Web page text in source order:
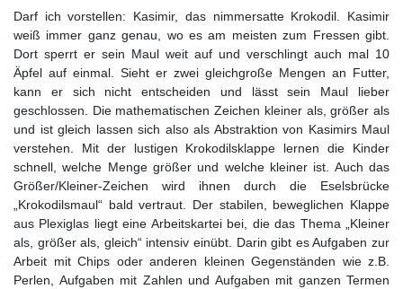
Darf ich vorstellen: Kasimir, das nimmersatte Krokodil. Kasimir
weiß immer ganz genau, wo es am meisten zum Fressen gibt.
Dort sperrt er sein Maul weit auf und verschlingt auch mal 10
Äpfel auf einmal. Sieht er zwei gleichgroße Mengen an Futter,
kann er sich nicht entscheiden und lässt sein Maul lieber
geschlossen. Die mathematischen Zeichen kleiner als, größer als
und ist gleich lassen sich also als Abstraktion von Kasimirs Maul
verstehen. Mit der lustigen Krokodilsklappe lernen die Kinder
schnell, welche Menge größer und welche kleiner ist. Auch das
Größer/Kleiner-Zeichen wird ihnen durch die Eselsbrücke
„Krokodilsmaul“ bald vertraut. Der stabilen, beweglichen Klappe
aus Plexiglas liegt eine Arbeitskartei bei, die das Thema „Kleiner
als, größer als, gleich“ intensiv einübt. Darin gibt es Aufgaben zur
Arbeit mit Chips oder anderen kleinen Gegenständen wie z.B.
Perlen, Aufgaben mit Zahlen und Aufgaben mit ganzen Termen